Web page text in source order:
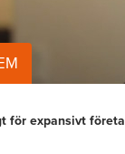
för expansivt